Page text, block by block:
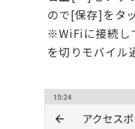
ので[保存]をタ
※WiFiに接続し
を切りモバイル